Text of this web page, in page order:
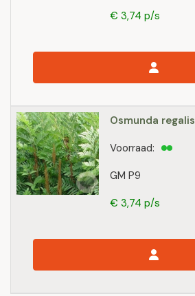
€ 3,74 p/s
Osmunda regalis
GM P9
Voorraad:
€ 3,74 p/s